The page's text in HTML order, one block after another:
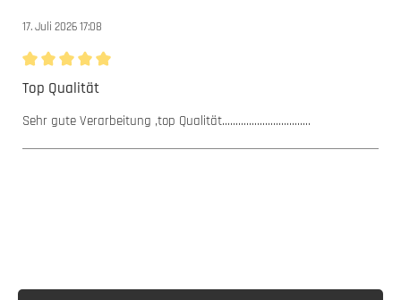
17. Juli 2026 17:08
Bewertung mit 5 von 5 Sternen
Top Qualität
Sehr gute Verarbeitung ,top Qualität.................................